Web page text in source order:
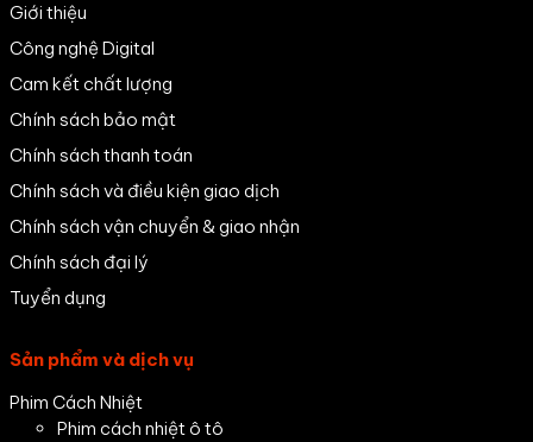
Giới thiệu
Công nghệ Digital
Cam kết chất lượng
Chính sách bảo mật
Chính sách thanh toán
Chính sách và điều kiện giao dịch
Chính sách vận chuyển & giao nhận
Chính sách đại lý
Tuyển dụng
Sản phẩm và dịch vụ
Phim Cách Nhiệt
Phim cách nhiệt ô tô